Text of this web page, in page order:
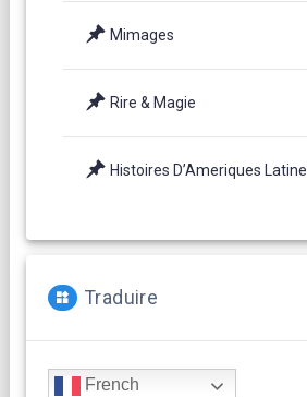
Mimages
Rire & Magie
Histoires D’Ameriques
Traduire
French